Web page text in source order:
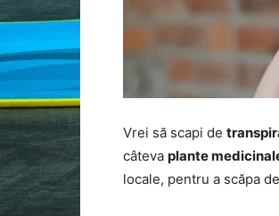
Vrei să scapi de
câteva plante
locale, pentru a scăpa